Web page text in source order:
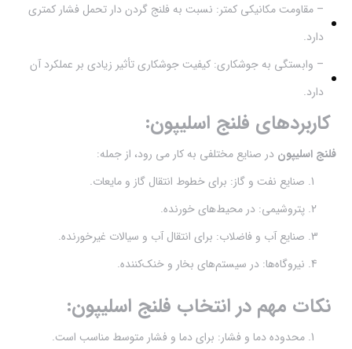
– مقاومت مکانیکی کمتر: نسبت به فلنج گردن دار تحمل فشار کمتری
دارد.
– وابستگی به جوشکاری: کیفیت جوشکاری تأثیر زیادی بر عملکرد آن
دارد.
کاربردهای فلنج اسلیپون:
فلنج اسلیپون در صنایع مختلفی به کار می رود، از جمله:
صنایع نفت و گاز: برای خطوط انتقال گاز و مایعات.
پتروشیمی: در محیط‌های خورنده.
صنایع آب و فاضلاب: برای انتقال آب و سیالات غیرخورنده.
نیروگاه‌ها: در سیستم‌های بخار و خنک‌کننده.
نکات مهم در انتخاب فلنج اسلیپون:
محدوده دما و فشار: برای دما و فشار متوسط مناسب است.